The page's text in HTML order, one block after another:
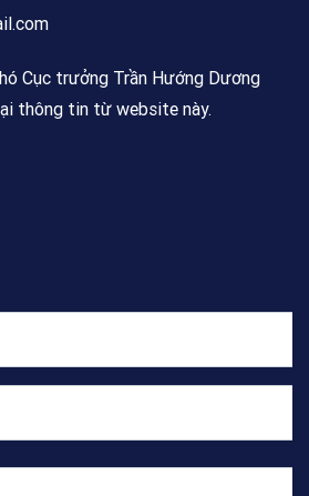
Cục trưởng Trần Hướng Dương
thông tin từ website này.